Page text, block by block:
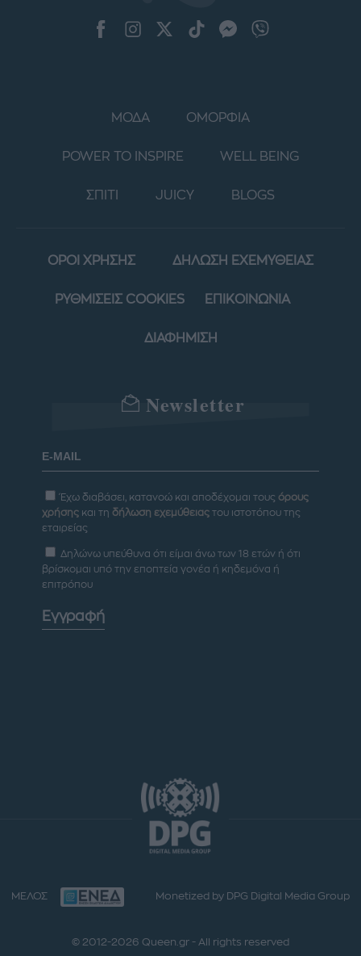
ΜΟΔΑ ΟΜΟΡΦΙΑ
POWER TO INSPIRE WELL BEING
ΣΠΙΤΙ JUICY BLOGS
ΟΡΟΙ ΧΡΗΣΗΣ ΔΗΛΩΣΗ ΕΧΕΜΥΘΕΙΑΣ
ΡΥΘΜΙΣΕΙΣ COOKIES ΕΠΙΚΟΙΝΩΝΙΑ
ΔΙΑΦΗΜΙΣΗ
Newsletter
Έχω διαβάσει, κατανοώ και αποδέχομαι τους όρους
χρήσης και τη δήλωση εχεμύθειας του ιστοτόπου της
εταιρείας
Δηλώνω υπεύθυνα ότι είμαι άνω των 18 ετών ή ότι
βρίσκομαι υπό την εποπτεία γονέα ή κηδεμόνα ή
επιτρόπου
Εγγραφή
ΜΕΛΟΣ Monetized by DPG Digital Media Group
© 2012-2026 Queen.gr - All rights reserved